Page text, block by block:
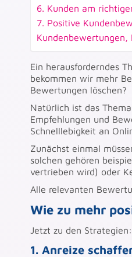
6. Kunden am
7. Positive
Kundenbewertungen,
Ein herausforderndes
bekommen wir mehr
Bewertungen löschen?
Natürlich ist das
Empfehlungen und
Schnelllebigkeit an
Zunächst einmal
solchen gehören
vertrieben wird) oder
Alle relevanten
Wie zu mehr
Jetzt zu den Strategien:
1. Anreize